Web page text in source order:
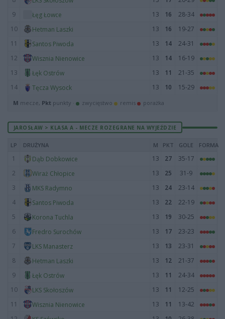
9
Łęg Łowce 13 16
28-34
10
Hetman Laszki 13 16
19-27
11
Santos Piwoda 13 14
24-31
12
Wisznia Nienowice 13 14
16-19
13
Łęk Ostrów 13 11
21-35
14
Tęcza Wysock 13 10 15-29
M mecze, Pkt punkty · zwycięstwo remis porażka
JAROSŁAW > KLASA A - MECZE ROZEGRANE NA WYJEŹDZIE
LP DRUŻYNA M PKT GOLE FORMA
1 Dąb Dobkowice 13 27
35-17
2
Wiraż Chłopice 13 25
31-9
3
MKS Radymno 13 24
23-14
4
Santos Piwoda 13 22
22-19
5
Korona Tuchla 13 19
30-25
6
Fredro Surochów 13 17
23-23
7
LKS Manasterz 13 13
23-31
8
Hetman Laszki 13 12
21-37
9
Łęk Ostrów 13 11
24-34
10
LKS Skołoszów 13 11
12-25
11
Wisznia Nienowice 13 11
13-42